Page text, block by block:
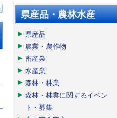
県産品・農林水産
県産品
農業・農作物
畜産業
水産業
森林・林業
森林・林業に関するイベン
ト・募集